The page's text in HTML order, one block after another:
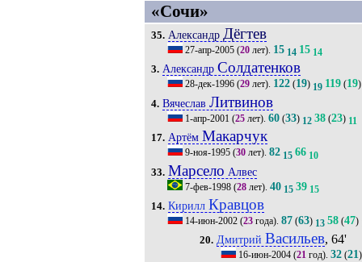
«Сочи»
35. Александр Дёгтев
27-апр-2005(20лет). 15 14 15 14
3. Александр Солдатенков
28-дек-1996(29лет). 122(19) 19 119(19)
4. Вячеслав Литвинов
1-апр-2001 (25лет). 60(33) 12 38(23) 11
17. Артём Макарчук
9-ноя-1995(30лет). 82 15 66 10
33. Марсело Алвес
7-фев-1998(28лет). 40 15 39 15
14. Кирилл Кравцов
14-июн-2002(23года). 87(63) 13 58(47)
20. Дмитрий Васильев, 64'
16-июн-2004 (21 год).32 (21)